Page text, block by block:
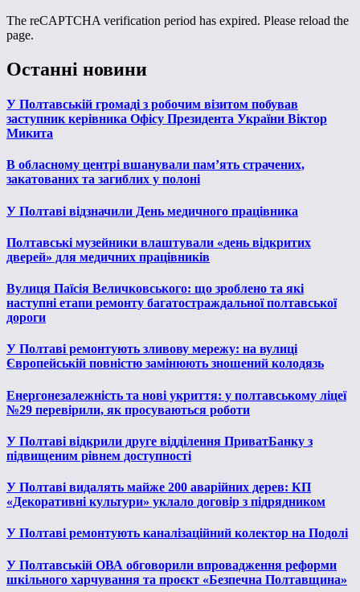
The reCAPTCHA verification period has expired. Please reload the
page.
Останні новини
У Полтавській громаді з робочим візитом побував
заступник керівника Офісу Президента України Віктор
Микита
В обласному центрі вшанували пам’ять страчених,
закатованих та загиблих у полоні
У Полтаві відзначили День медичного працівника
Полтавські музейники влаштували «день відкритих
дверей» для медичних працівників
Вулиця Паїсія Величковського: що зроблено та які
наступні етапи ремонту багатостраждальної полтавської
дороги
У Полтаві ремонтують зливову мережу: на вулиці
Європейській повністю замінюють зношений колодязь
Енергонезалежність та нові укриття: у полтавському ліцеї
№29 перевірили, як просуваються роботи
У Полтаві відкрили друге відділення ПриватБанку з
підвищеним рівнем доступності
У Полтаві видалять майже 200 аварійних дерев: КП
«Декоративні культури» уклало договір з підрядником
У Полтаві ремонтують каналізаційний колектор на Подолі
У Полтавській ОВА обговорили впровадження реформи
шкільного харчування та проєкт «Безпечна Полтавщина»